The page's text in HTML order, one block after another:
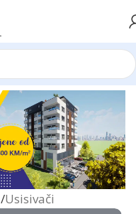
/Usisivači